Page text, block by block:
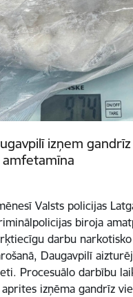
izņem
Valsts policijas
biroja
darbu
Daugavpilī
Procesuālo darbību
izņēma gandrīz